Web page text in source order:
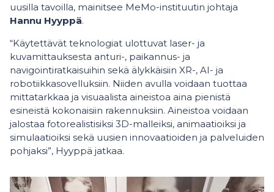
uusilla tavoilla, mainitsee MeMo-instituutin johtaja
Hannu Hyyppä.
“Käytettävät teknologiat ulottuvat laser- ja
kuvamittauksesta anturi-, paikannus- ja
navigointiratkaisuihin sekä älykkäisiin XR-, AI- ja
robotiikkasovelluksiin. Niiden avulla voidaan tuottaa
mittatarkkaa ja visuaalista aineistoa aina pienistä
esineistä kokonaisiin rakennuksiin. Aineistoa voidaan
jalostaa fotorealistisiksi 3D-malleiksi, animaatioiksi ja
simulaatioiksi sekä uusien innovaatioiden ja palveluiden
pohjaksi”, Hyyppä jatkaa.